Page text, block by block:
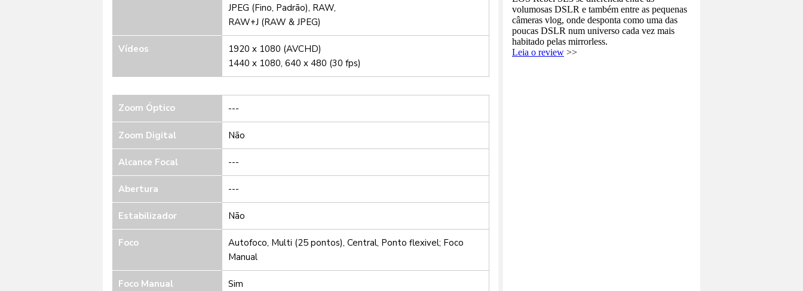
JPEG (Fino, Padrão), RAW,
RAW+J (RAW & JPEG)
Vídeos
1920 x 1080 (AVCHD)
1440 x 1080, 640 x 480 (30 fps)
Zoom Óptico ---
Zoom Digital Não
Alcance Focal ---
Abertura ---
Estabilizador Não
Foco
Autofoco, Multi (25 pontos), Central, Ponto flexivel; Foco
Manual
Foco Manual Sim